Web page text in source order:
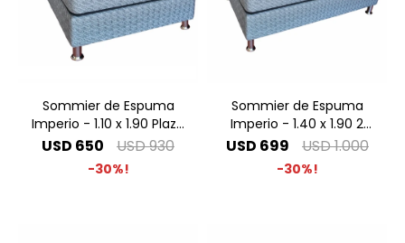
Sommier de Espuma
Imperio - 1.10 x 1.90 Plaza
y Media
USD 650 USD930
30
Sommier de Espuma
Imperio - 1.40 x 1.90 2
Plazas
USD 699 USD1.000
30